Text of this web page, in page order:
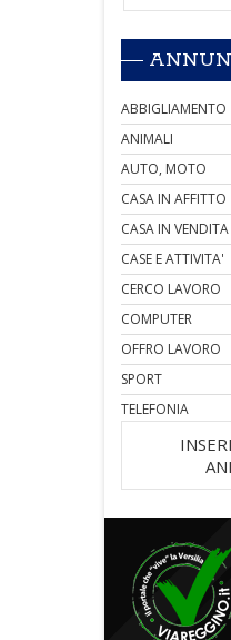
ABBIGLIAMENTO
ANIMALI
AUTO, MOTO
CASA IN AFFITTO
CASA IN VENDITA
CASE E ATTIVITA'
CERCO LAVORO
COMPUTER
OFFRO LAVORO
SPORT
TELEFONIA